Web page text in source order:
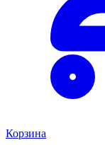
Корзина